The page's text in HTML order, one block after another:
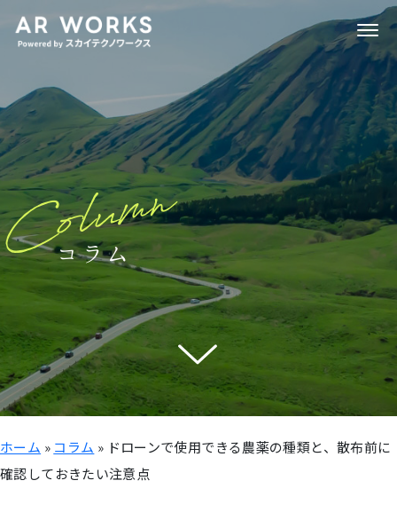
コラム
ホーム » コラム » ドローンで使用できる農薬の種類と、散布前に
確認しておきたい注意点